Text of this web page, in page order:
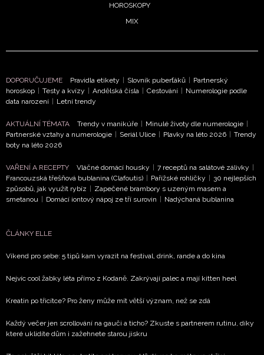
vyhodnocení akce a zasílání novinek.
Chcete navíc dostávat i další zajímavé a exkluzivní
informace od našich partnerů? Pokud souhlasíte se
zpracováním údajů k tomuto účelu podleZásad ochrany
soukromí BurdaMedia Extra s.r.o.
HOROSKOPY
MIX
DOPORUČUJEME Pravidla etikety | Slovník puberťáků | Partnerský
horoskop | Testy a kvízy | Andělská čísla | Cestování | Numerologie podle
data narození | Letní trendy
AKTUÁLNÍ TÉMATA Trendy v manikúře | Minulé životy dle numerologie |
Partnerské vztahy a numerologie | Seriál Ulice | Plavky na léto 2026 | Trendy
boty na léto 2026
VAŘENÍ A RECEPTY Vláčné domácí housky | 7 receptů na salátové zálivky |
Francouzská třešňová bublanina (Clafoutis) | Pařížské rohlíčky | 30 nejlepších
způsobů, jak využít rybíz | Zapečené brambory s uzeným masem a
smetanou | Domácí iontový nápoj ze tří surovin | Nadýchaná bublanina
ČLÁNKY ELLE
Víkend pro sebe: 5 tipů kam vyrazit na festival, drink, rande a do kina
Nejvíc cool žabky léta přímo z Kodaně. Zakrývají palec a mají kitten heel
Kreatin po třicítce? Pro ženy může mít větší význam, než se zdá
Každý večer jen scrollování na gauči a ticho? Zkuste s partnerem rutinu, díky
které uklidíte dům i zažehnete starou jiskru